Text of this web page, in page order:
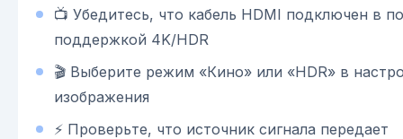
📺 Убедитесь, что кабель HDMI подключен в
поддержкой 4K/HDR
🎬 Выберите режим «Кино» или «HDR» в
изображения
⚡ Проверьте, что источник сигнала передает